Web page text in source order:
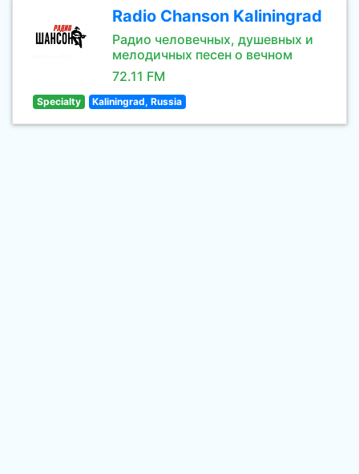
Radio Chanson Kaliningrad
Радио человечных, душевных и
мелодичных песен о вечном
72.11 FM
Specialty Kaliningrad, Russia